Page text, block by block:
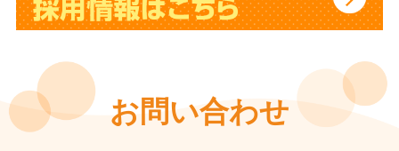
お問い合わせ